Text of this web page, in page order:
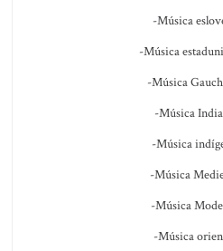
-Música
-Música
-Música
-Música
-Música
-Música
-Música
-Música